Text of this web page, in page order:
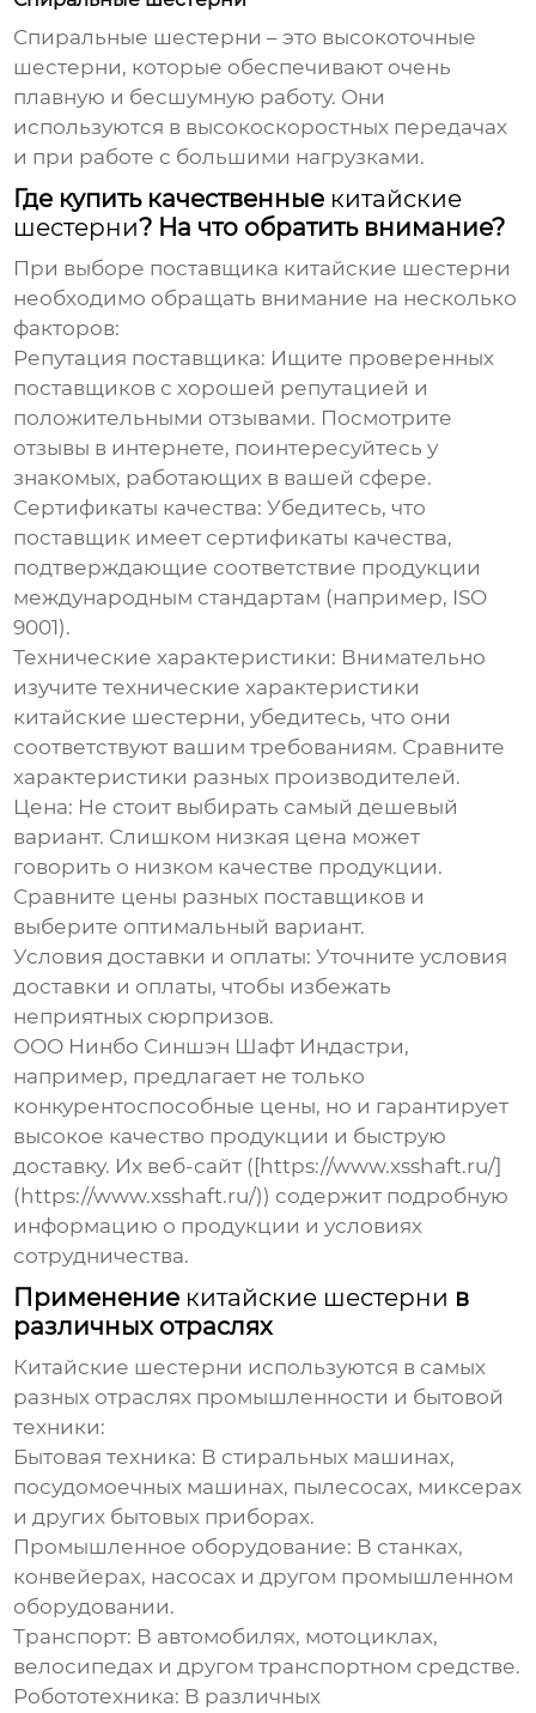
Спиральные шестерни – это высокоточные
шестерни, которые обеспечивают очень
плавную и бесшумную работу. Они
используются в высокоскоростных передачах
и при работе с большими нагрузками.
Где купить качественные китайские
шестерни? На что обратить внимание?
При выборе поставщика китайские шестерни
необходимо обращать внимание на несколько
факторов:
Репутация поставщика: Ищите проверенных
поставщиков с хорошей репутацией и
положительными отзывами. Посмотрите
отзывы в интернете, поинтересуйтесь у
знакомых, работающих в вашей сфере.
Сертификаты качества: Убедитесь, что
поставщик имеет сертификаты качества,
подтверждающие соответствие продукции
международным стандартам (например, ISO
9001).
Технические характеристики: Внимательно
изучите технические характеристики
китайские шестерни, убедитесь, что они
соответствуют вашим требованиям. Сравните
характеристики разных производителей.
Цена: Не стоит выбирать самый дешевый
вариант. Слишком низкая цена может
говорить о низком качестве продукции.
Сравните цены разных поставщиков и
выберите оптимальный вариант.
Условия доставки и оплаты: Уточните условия
доставки и оплаты, чтобы избежать
неприятных сюрпризов.
ООО Нинбо Синшэн Шафт Индастри,
например, предлагает не только
конкурентоспособные цены, но и гарантирует
высокое качество продукции и быструю
доставку. Их веб-сайт ([https://www.xsshaft.ru/]
(https://www.xsshaft.ru/)) содержит подробную
информацию о продукции и условиях
сотрудничества.
Применение китайские шестерни в
различных отраслях
Китайские шестерни используются в самых
разных отраслях промышленности и бытовой
техники:
Бытовая техника: В стиральных машинах,
посудомоечных машинах, пылесосах, миксерах
и других бытовых приборах.
Промышленное оборудование: В станках,
конвейерах, насосах и другом промышленном
оборудовании.
Транспорт: В автомобилях, мотоциклах,
велосипедах и другом транспортном средстве.
Робототехника: В различных